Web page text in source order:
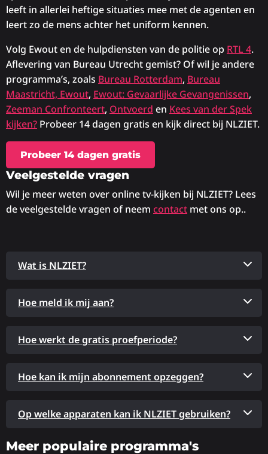
leeft in allerlei heftige situaties mee met de agenten en
leert zo de mens achter het uniform kennen.
Volg Ewout en de hulpdiensten van de politie op RTL 4.
Aflevering van Bureau Utrecht gemist? Of wil je andere
programma’s, zoals Bureau Rotterdam, Bureau
Maastricht, Ewout, Ewout: Gevaarlijke Gevangenissen,
Zeeman Confronteert, Ontvoerd en Kees van der Spek
kijken? Probeer 14 dagen gratis en kijk direct bij NLZIET.
Probeer 14 dagen gratis
Veelgestelde vragen
Wil je meer weten over online tv-kijken bij NLZIET? Lees
de veelgestelde vragen of neem contact met ons op..
Wat is NLZIET?
Hoe meld ik mij aan?
Hoe werkt de gratis proefperiode?
Hoe kan ik mijn abonnement opzeggen?
Op welke apparaten kan ik NLZIET gebruiken?
Meer populaire programma's